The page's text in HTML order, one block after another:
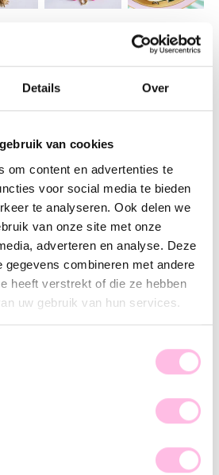
Details Over
van cookies
om content en advertenties te
voor social media te bieden
te analyseren. Ook delen we
van onze site met onze
adverteren en analyse. Deze
gegevens combineren met andere
heeft verstrekt of die ze hebben
uw gebruik van hun services.
with Miyuki
orange
Groen Lichtblauw
Feature SKU
collection. Thanks to the chunky
statement necklace goes with